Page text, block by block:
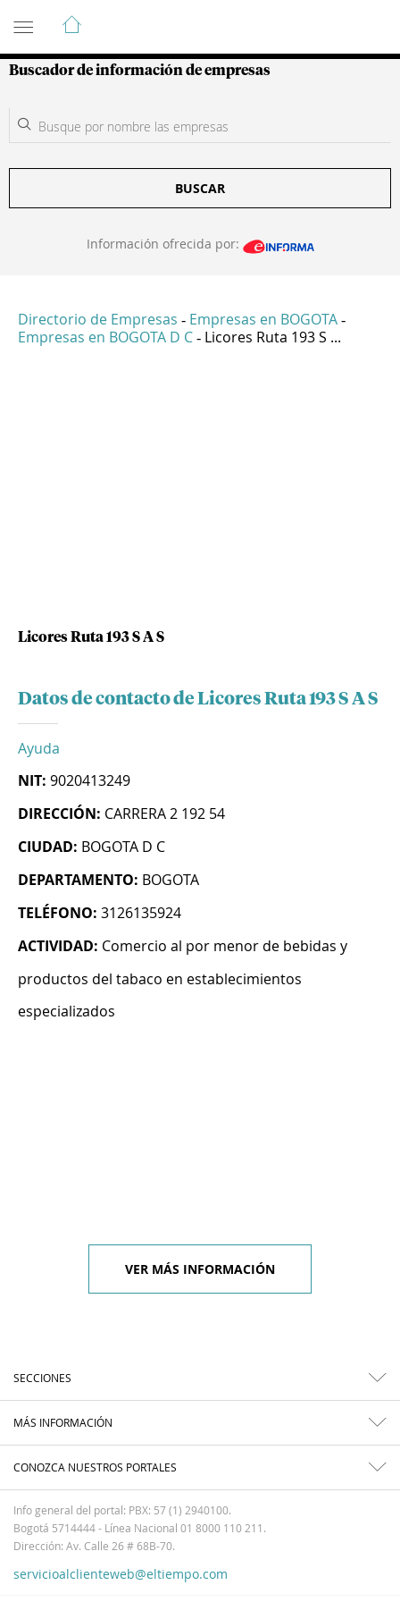
Guía de Empresas Colombianas
Buscador de información de empresas
BUSCAR
Información ofrecida por:
Directorio de Empresas - Empresas en BOGOTA -
Empresas en BOGOTA D C - Licores Ruta 193 S ...
Licores Ruta 193 S A S
Datos de contacto de Licores Ruta 193 S A S
Ayuda
NIT: 9020413249
DIRECCIÓN: CARRERA 2 192 54
CIUDAD: BOGOTA D C
DEPARTAMENTO: BOGOTA
TELÉFONO: 3126135924
ACTIVIDAD: Comercio al por menor de bebidas y
productos del tabaco en establecimientos
especializados
VER MÁS INFORMACIÓN
SECCIONES
MÁS INFORMACIÓN
CONOZCA NUESTROS PORTALES
Info general del portal: PBX: 57 (1) 2940100.
Bogotá 5714444 - Línea Nacional 01 8000 110 211.
Dirección: Av. Calle 26 # 68B-70.
servicioalclienteweb@eltiempo.com